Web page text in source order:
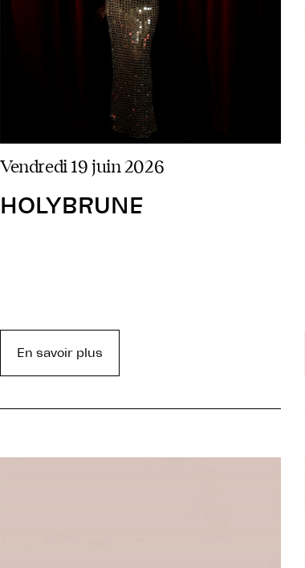
vendredi 19 juin 2026
HOLYBRUNE
En savoir plus